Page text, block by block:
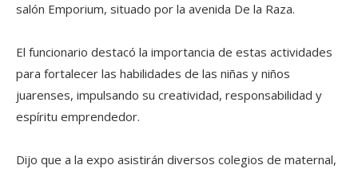
salón Emporium, situado por la avenida De la Raza.
El funcionario destacó la importancia de estas actividades
para fortalecer las habilidades de las niñas y niños
juarenses, impulsando su creatividad, responsabilidad y
espíritu emprendedor.
Dijo que a la expo asistirán diversos colegios de maternal,